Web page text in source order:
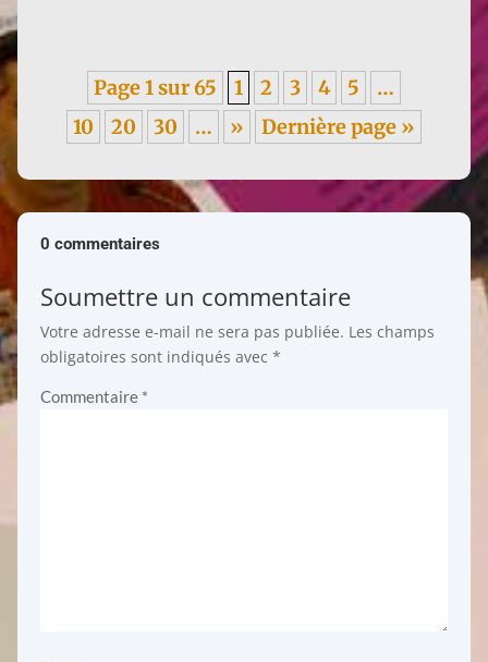
Page 1 sur 65 1 2 3 4 5
…
10
20 30 … » Dernière page »
0 commentaires
Soumettre un commentaire
Votre adresse e-mail ne sera pas publiée. Les champs
obligatoires sont indiqués avec *
Commentaire *